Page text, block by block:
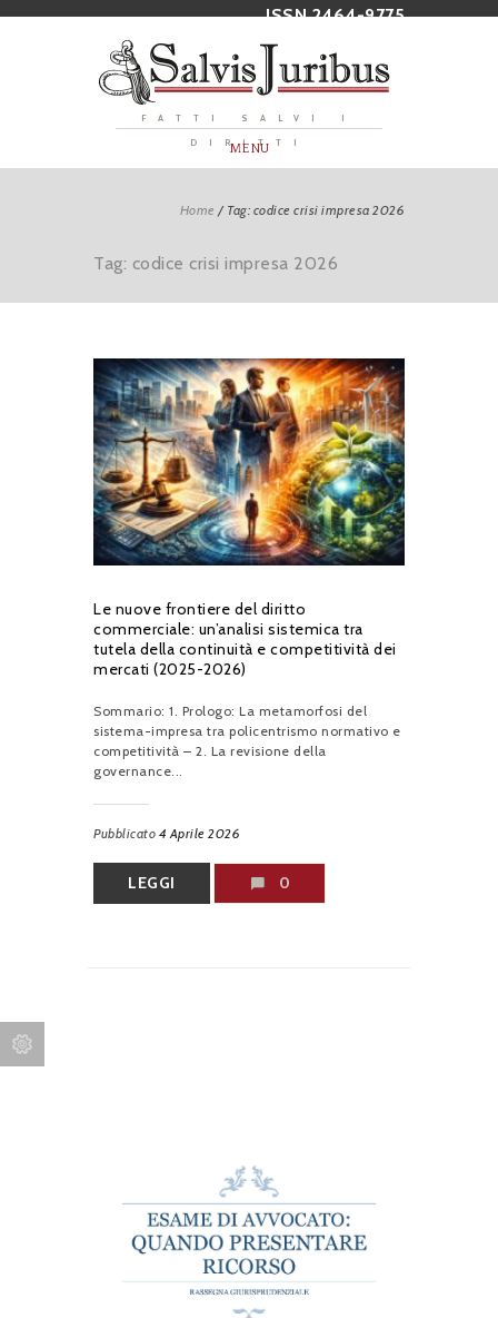
ISSN 2464-9775
FATTI SALVI I
DIRITTI
MENU
Home / Tag: codice crisi impresa 2026
Tag: codice crisi impresa 2026
Le nuove frontiere del diritto
commerciale: un’analisi sistemica tra
tutela della continuità e competitività dei
mercati (2025-2026)
Sommario: 1. Prologo: La metamorfosi del
sistema-impresa tra policentrismo normativo e
competitività – 2. La revisione della
governance...
Pubblicato 4 Aprile 2026
LEGGI 0